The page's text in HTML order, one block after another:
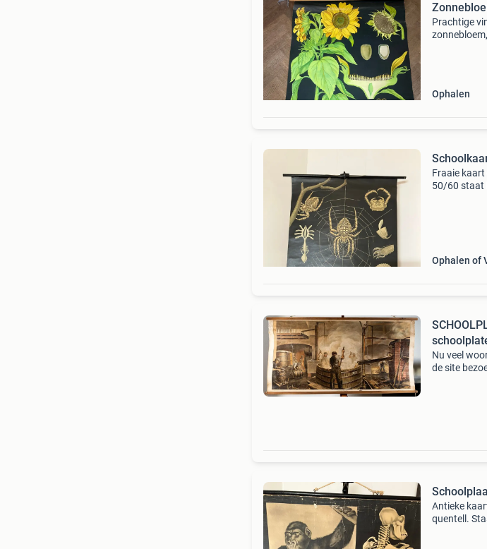
Prachtige
Ophalen
Fraaie
50/60 staat
Ophalen of
Nu veel
de site
Antieke
quentell.